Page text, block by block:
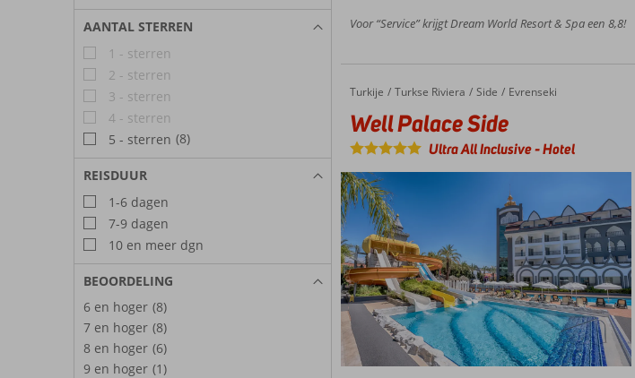
AANTAL STERREN
1 - sterren
2 - sterren
3 - sterren
4 - sterren
5 - sterren (8)
REISDUUR
1-6 dagen
7-9 dagen
10 en meer dgn
BEOORDELING
6 en hoger (8)
7 en hoger (8)
8 en hoger (6)
9 en hoger (1)
Voor “Service” krijgt Dream World Resort & Spa een 8,8!
Home
Turkije Turkse Riviera Side Evrenseki
Well Palace Side
Well Palace Side
Ultra All Inclusive-Hotel